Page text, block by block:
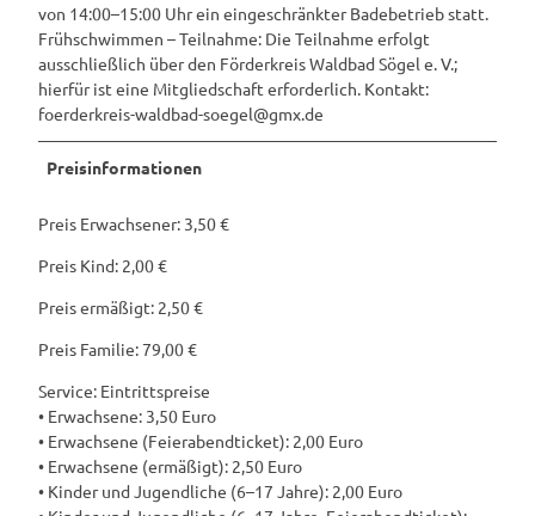
von 14:00–15:00 Uhr ein eingeschränkter Badebetrieb statt.
Frühschwimmen – Teilnahme: Die Teilnahme erfolgt
ausschließlich über den Förderkreis Waldbad Sögel e. V.;
hierfür ist eine Mitgliedschaft erforderlich. Kontakt:
foerderkreis-waldbad-soegel@gmx.de
Preisinformationen
Preis Erwachsener: 3,50 €
Preis Kind: 2,00 €
Preis ermäßigt: 2,50 €
Preis Familie: 79,00 €
Service: Eintrittspreise
• Erwachsene: 3,50 Euro
• Erwachsene (Feierabendticket): 2,00 Euro
• Erwachsene (ermäßigt): 2,50 Euro
• Kinder und Jugendliche (6–17 Jahre): 2,00 Euro